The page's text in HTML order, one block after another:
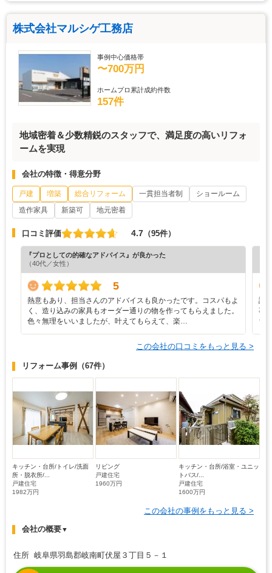
株式会社マルシゲ工務店
事例中心価格帯
〜700万円
ホームプロ累計成約件数
157件
地域密着＆少数精鋭のスタッフで、満足度の高いリフォ
ームを実現
会社の特徴・得意分野
戸建 増築 総合リフォーム 一貫担当者制
ショールーム
造作家具
新築可 地元密着
口コミ評価 4.7 （95件）
『プロとしての的確なアドバイス』が良かった
（40代／女性）
5
熱意もあり、担当さんのアドバイスも良かったです。コスパもよ
く、造り込みの家具もオーダー通りの物を作ってもらえました。
色々無理をいいましたが、叶えてもらえて、楽…
設
事
ち
この会社の口コミをもっと見る >
リフォーム事例 （67件）
キッチン・台所/トイレ/洗面
所・脱衣所/...
戸建住宅
1982万円
リビング
戸建住宅
1960万円
キッチン・台所/浴室・ユニッ
トバス/...
戸建住宅
1600万円
この会社の事例をもっと見る >
会社の概要▼
住所 岐阜県羽島郡岐南町伏屋３丁目５－１